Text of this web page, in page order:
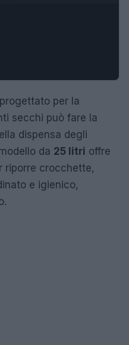
per la
secchi può fare la
dispensa degli
da 25 litri offre
riporre crocchette,
e igienico,